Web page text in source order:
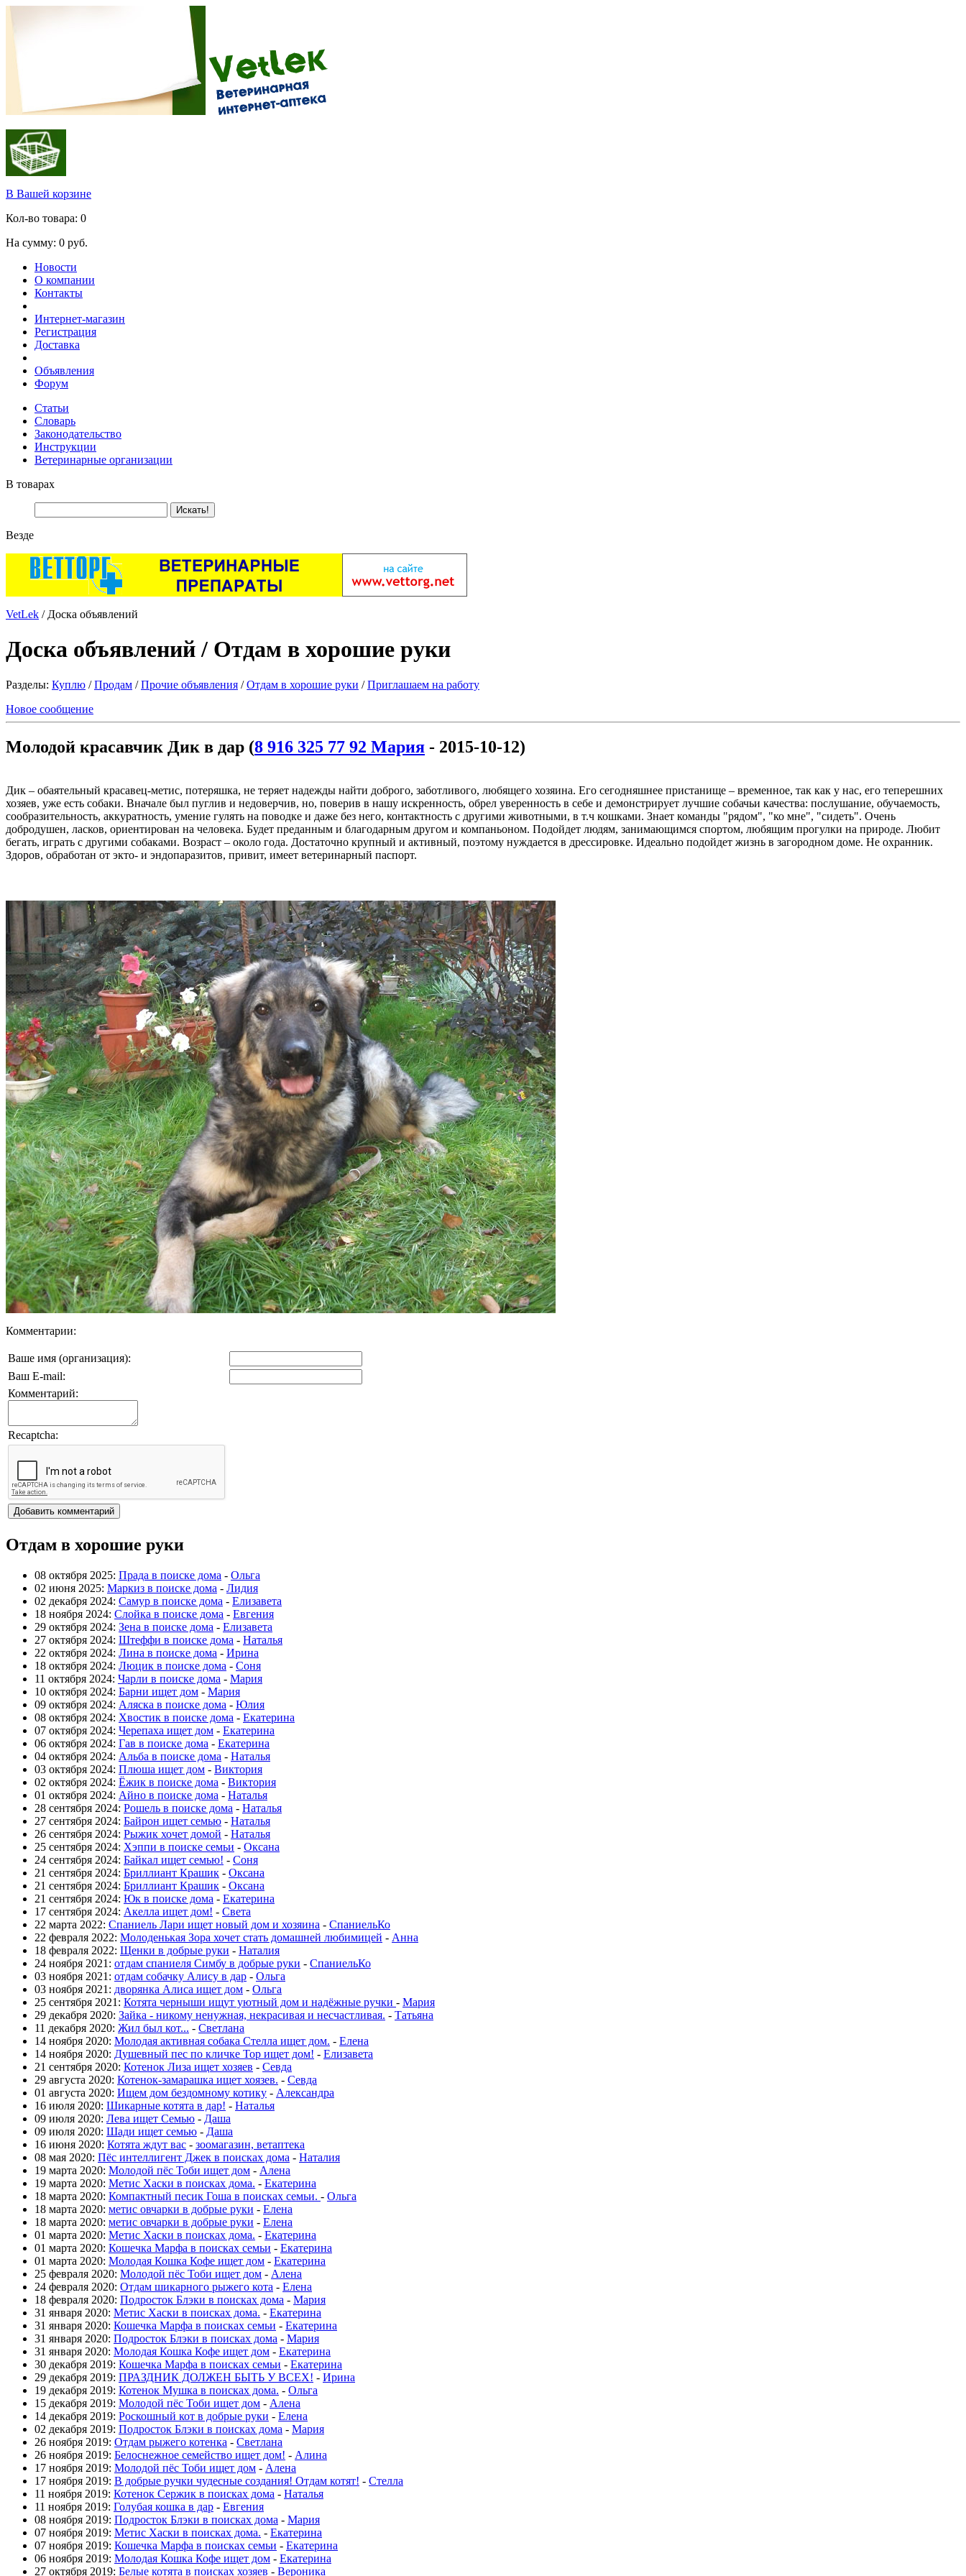
В Вашей корзине
Кол-во товара: 0
На сумму: 0 руб.
Новости
О компании
Контакты
Интернет-магазин
Регистрация
Доставка
Объявления
Форум
Статьи
Словарь
Законодательство
Инструкции
Ветеринарные организации
В товарах
Везде
VetLek / Доска объявлений
Доска объявлений / Отдам в хорошие руки
Разделы: Куплю /Продам /Прочие объявления /Отдам в хорошие руки /Приглашаем на работу
Новое сообщение
Молодой красавчик Дик в дар (8 916 325 77 92 Мария - 2015-10-12)
Дик – обаятельный красавец-метис, потеряшка, не теряет надежды найти доброго, заботливого, любящего хозяина. Его сегодняшнее пристанище – временное, так как у нас, его теперешних
хозяев, уже есть собаки. Вначале был пуглив и недоверчив, но, поверив в нашу искренность, обрел уверенность в себе и демонстрирует лучшие собачьи качества: послушание, обучаемость,
сообразительность, аккуратность, умение гулять на поводке и даже без него, контактность с другими животными, в т.ч кошками. Знает команды "рядом", "ко мне", "сидеть". Очень
добродушен, ласков, ориентирован на человека. Будет преданным и благодарным другом и компаньоном. Подойдет людям, занимающимся спортом, любящим прогулки на природе. Любит
бегать, играть с другими собаками. Возраст – около года. Достаточно крупный и активный, поэтому нуждается в дрессировке. Идеально подойдет жизнь в загородном доме. Не охранник.
Здоров, обработан от экто- и эндопаразитов, привит, имеет ветеринарный паспорт.
Комментарии:
Ваше имя (организация):
Ваш E-mail:
Комментарий:
Recaptcha:
Отдам в хорошие руки
08 октября 2025: Прада в поиске дома - Ольга
02 июня 2025: Маркиз в поиске дома - Лидия
02 декабря 2024: Самур в поиске дома - Елизавета
18 ноября 2024: Слойка в поиске дома - Евгения
29 октября 2024: Зена в поиске дома - Елизавета
27 октября 2024: Штеффи в поиске дома - Наталья
22 октября 2024: Лина в поиске дома - Ирина
18 октября 2024: Люцик в поиске дома - Соня
11 октября 2024: Чарли в поиске дома - Мария
10 октября 2024: Барни ищет дом - Мария
09 октября 2024: Аляска в поиске дома - Юлия
08 октября 2024: Хвостик в поиске дома - Екатерина
07 октября 2024: Черепаха ищет дом - Екатерина
06 октября 2024: Гав в поиске дома - Екатерина
04 октября 2024: Альба в поиске дома - Наталья
03 октября 2024: Плюша ищет дом - Виктория
02 октября 2024: Ёжик в поиске дома - Виктория
01 октября 2024: Айно в поиске дома - Наталья
28 сентября 2024: Рошель в поиске дома - Наталья
27 сентября 2024: Байрон ищет семью - Наталья
26 сентября 2024: Рыжик хочет домой - Наталья
25 сентября 2024: Хэппи в поиске семьи - Оксана
24 сентября 2024: Байкал ищет семью! - Соня
21 сентября 2024: Бриллиант Крашик - Оксана
21 сентября 2024: Бриллиант Крашик - Оксана
21 сентября 2024: Юк в поиске дома - Екатерина
17 сентября 2024: Акелла ищет дом! - Света
22 марта 2022: Спаниель Лари ищет новый дом и хозяина - СпаниельКо
22 февраля 2022: Молоденькая Зора хочет стать домашней любимицей - Анна
18 февраля 2022: Щенки в добрые руки - Наталия
24 ноября 2021: отдам спаниеля Симбу в добрые руки - СпаниельКо
03 ноября 2021: отдам собачку Алису в дар - Ольга
03 ноября 2021: дворянка Алиса ищет дом - Ольга
25 сентября 2021: Котята черныши ищут уютный дом и надёжные ручки - Мария
29 декабря 2020: Зайка - никому ненужная, некрасивая и несчастливая. - Татьяна
11 декабря 2020: Жил был кот... - Светлана
14 ноября 2020: Молодая активная собака Стелла ищет дом. - Елена
14 ноября 2020: Душевный пес по кличке Тор ищет дом! - Елизавета
21 сентября 2020: Котенок Лиза ищет хозяев - Севда
29 августа 2020: Котенок-замарашка ищет хоязев. - Севда
01 августа 2020: Ищем дом бездомному котику - Александра
16 июля 2020: Шикарные котята в дар! - Наталья
09 июля 2020: Лева ищет Семью - Даша
09 июля 2020: Шади ищет семью - Даша
16 июня 2020: Котята ждут вас - зоомагазин, ветаптека
08 мая 2020: Пёс интеллигент Джек в поисках дома - Наталия
19 марта 2020: Молодой пёс Тоби ищет дом - Алена
19 марта 2020: Метис Хаски в поисках дома. - Екатерина
18 марта 2020: Компактный песик Гоша в поисках семьи. - Ольга
18 марта 2020: метис овчарки в добрые руки - Елена
18 марта 2020: метис овчарки в добрые руки - Елена
01 марта 2020: Метис Хаски в поисках дома. - Екатерина
01 марта 2020: Кошечка Марфа в поисках семьи - Екатерина
01 марта 2020: Молодая Кошка Кофе ищет дом - Екатерина
25 февраля 2020: Молодой пёс Тоби ищет дом - Алена
24 февраля 2020: Отдам шикарного рыжего кота - Елена
18 февраля 2020: Подросток Блэки в поисках дома - Мария
31 января 2020: Метис Хаски в поисках дома. - Екатерина
31 января 2020: Кошечка Марфа в поисках семьи - Екатерина
31 января 2020: Подросток Блэки в поисках дома - Мария
31 января 2020: Молодая Кошка Кофе ищет дом - Екатерина
30 декабря 2019: Кошечка Марфа в поисках семьи - Екатерина
29 декабря 2019: ПРАЗДНИК ДОЛЖЕН БЫТЬ У ВСЕХ! - Ирина
19 декабря 2019: Котенок Мушка в поисках дома. - Ольга
15 декабря 2019: Молодой пёс Тоби ищет дом - Алена
14 декабря 2019: Роскошный кот в добрые руки - Елена
02 декабря 2019: Подросток Блэки в поисках дома - Мария
26 ноября 2019: Отдам рыжего котенка - Светлана
26 ноября 2019: Белоснежное семейство ищет дом! - Алина
17 ноября 2019: Молодой пёс Тоби ищет дом - Алена
17 ноября 2019: В добрые ручки чудесные создания! Отдам котят! - Стелла
11 ноября 2019: Котенок Сержик в поисках дома - Наталья
11 ноября 2019: Голубая кошка в дар - Евгения
08 ноября 2019: Подросток Блэки в поисках дома - Мария
07 ноября 2019: Метис Хаски в поисках дома. - Екатерина
07 ноября 2019: Кошечка Марфа в поисках семьи - Екатерина
06 ноября 2019: Молодая Кошка Кофе ищет дом - Екатерина
27 октября 2019: Белые котята в поисках хозяев - Вероника